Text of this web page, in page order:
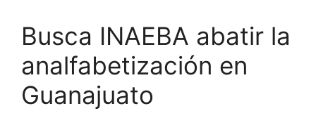
Busca INAEBA abatir la
analfabetización en
Guanajuato